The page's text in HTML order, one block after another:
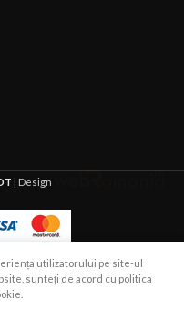
| Design
utilizatorului pe site-ul
sunteți de acord cu politica